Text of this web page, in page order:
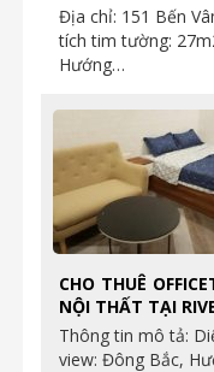
Địa chỉ: 151 Bến
tích tim tường:
Hướng…
CHO THUÊ
NỘI THẤT TẠI
Thông tin mô tả:
view: Đông Bắc,